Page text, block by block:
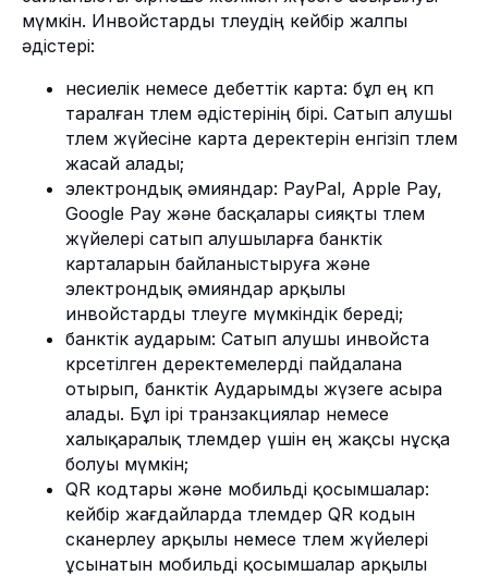
мүмкін. Инвойстарды төлеудің кейбір жалпы
әдістері:
несиелік немесе дебеттік карта: бұл ең көп
таралған төлем әдістерінің бірі. Сатып алушы
төлем жүйесіне карта деректерін енгізіп төлем
жасай алады;
электрондық әмияндар: PayPal, Apple Pay,
Google Pay және басқалары сияқты төлем
жүйелері сатып алушыларға банктік
карталарын байланыстыруға және
электрондық әмияндар арқылы
инвойстарды төлеуге мүмкіндік береді;
банктік аударым: Сатып алушы инвойста
көрсетілген деректемелерді пайдалана
отырып, банктік Аударымды жүзеге асыра
алады. Бұл ірі транзакциялар немесе
халықаралық төлемдер үшін ең жақсы нұсқа
болуы мүмкін;
QR кодтары және мобильді қосымшалар:
кейбір жағдайларда төлемдер QR кодын
сканерлеу арқылы немесе төлем жүйелері
ұсынатын мобильді қосымшалар арқылы
Табылған қауіпсіздік мәселелері
туралы хабарлаңыз
is@freedompay.kz
Контактілер
Қазақстан, Алматы қаласы, 050000, БЦ
Кайсар Плаза, Желтоксан 115, 2 қабат
Жұмыс кестесі: 10:00 - 19:00 (GMT+5)
info@freedompay.kz
support@freedompay.kz
+7 778 746 38 01
Қазақстан Қазақша
Құжаттар мен саясаттар
ҚМС жадынамасыКомплаенс жедел желі
Тимур Турловтың жедел желісі
© 2026 Freedom Pay
Ұйым PCI DSS стандартының
талаптарына сәйкес келеді
Төлем ұйымының тіркеу нөмірі № 02-
23-153.